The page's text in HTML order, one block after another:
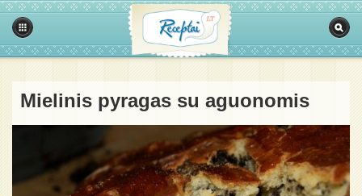
Mielinis pyragas su aguonomis